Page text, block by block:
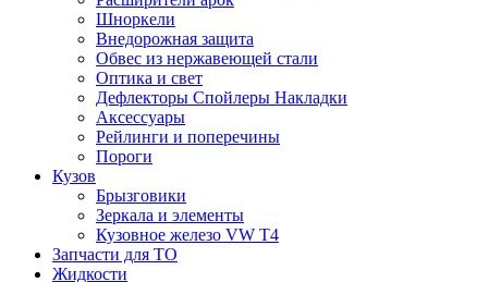
Шноркели
Внедорожная защита
Обвес из нержавеющей стали
Оптика и свет
Дефлекторы Спойлеры Накладки
Аксессуары
Рейлинги и поперечины
Пороги
Кузов
Брызговики
Зеркала и элементы
Кузовное железо VW T4
Запчасти для ТО
Жидкости